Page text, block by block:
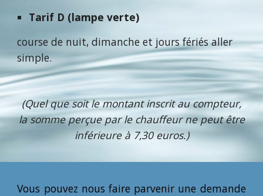
Tarif D (lampe verte)
course de nuit, dimanche et jours fériés aller
simple.
(Quel que soit le montant inscrit au compteur,
la somme perçue par le chauffeur ne peut être
inférieure à 7,30 euros.)
Vous pouvez nous faire parvenir une demande